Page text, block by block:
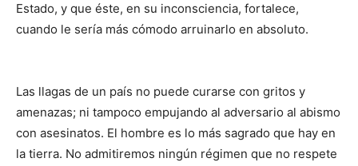
Estado, y que éste, en su inconsciencia, fortalece,
cuando le sería más cómodo arruinarlo en absoluto.
Las llagas de un país no puede curarse con gritos y
amenazas; ni tampoco empujando al adversario al abismo
con asesinatos. El hombre es lo más sagrado que hay en
la tierra. No admitiremos ningún régimen que no respete